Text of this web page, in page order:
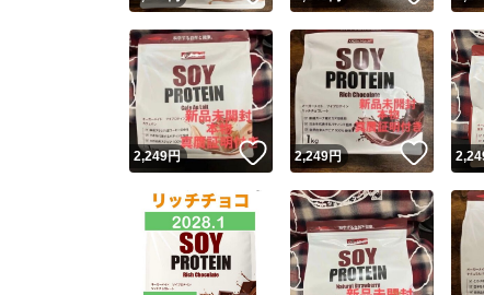
2,249円 いいね！
2,249円 いい